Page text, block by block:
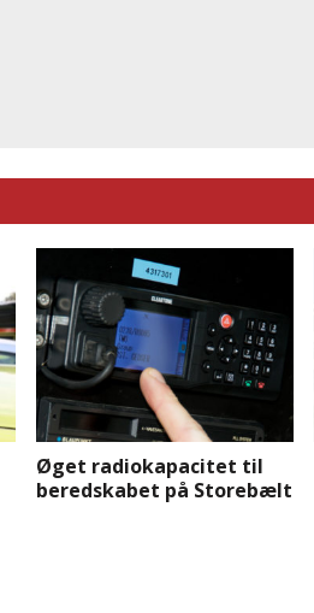
Øget radiokapacitet til
beredskabet på Storebælt